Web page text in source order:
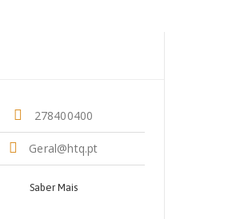
278400400
Geral@htq.pt
Saber Mais